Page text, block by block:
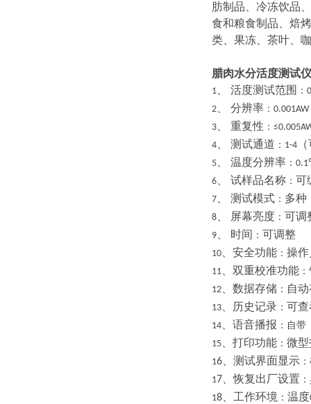
肪制品、冷冻饮品
食和粮食制品、焙
类、果冻、茶叶、
腊肉水分活度测试
1 活度测试范围 ：
2
分辨率 ： 0.001AW
3
重复性 ：
4
测试通道 ： 1-4
5 温度分辨率 ：
6
试样品名称 ： 可
7 测试模式 ： 多种
8 屏幕亮度 ： 可调
9 时间 ： 可调整
10 、安全功能 ： 操
11 、双重校准功能 ：
12 、数据存储 ： 自
13 、历史记录 ： 可
14 、语音播报 ：自带
15 、打印功能 ： 微
16 、测试界面显示 ：
17 、恢复出厂设置 ：
18 、工作环境 ： 温度